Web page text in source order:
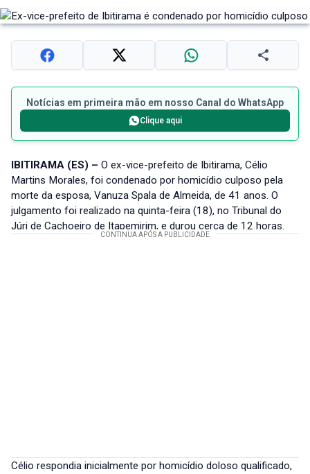
Notícias em primeira mão em nosso Canal do WhatsApp
Clique aqui
IBITIRAMA (ES) – O ex-vice-prefeito de Ibitirama, Célio
Martins Morales, foi condenado por homicídio culposo pela
morte da esposa, Vanuza Spala de Almeida, de 41 anos. O
julgamento foi realizado na quinta-feira (18), no Tribunal do
Júri de Cachoeiro de Itapemirim, e durou cerca de 12 horas.
Célio respondia inicialmente por homicídio doloso qualificado,